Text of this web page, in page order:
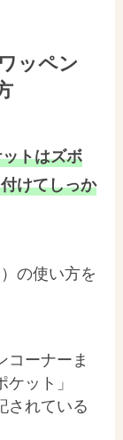
ッペン
トはズボ
けてしっか
の使い方を
コーナーま
ット」
されている